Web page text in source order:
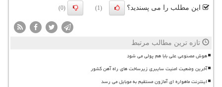
این مطلب را می پسندید؟ (1)
(0)
تازه ترین مطالب مرتبط
هوش مصنوعی علی بابا هم پولی می شود
آخرین وضعیت امنیت سایبری زیرساخت های راه آهن کشور
اینترنت ماهواره ای آمازون مستقیم به موبایل می رسد